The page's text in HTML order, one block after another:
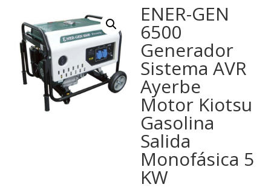
ENER-GEN
6500
Generador
Sistema AVR
Ayerbe
Motor Kiotsu
Gasolina
Salida
Monofásica 5
KW